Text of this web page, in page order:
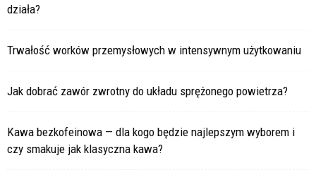
działa?
Trwałość worków przemysłowych w intensywnym użytkowaniu
Jak dobrać zawór zwrotny do układu sprężonego powietrza?
Kawa bezkofeinowa — dla kogo będzie najlepszym wyborem i
czy smakuje jak klasyczna kawa?